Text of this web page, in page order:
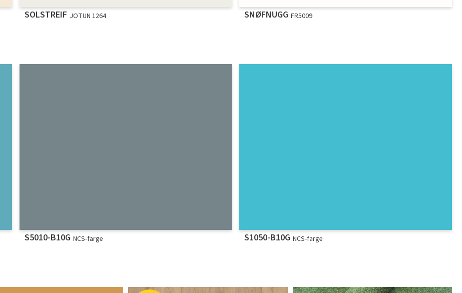
SOLSTREIF JOTUN 1264 SNØFNUGG FR5009
S5010-B10G NCS-farge S1050-B10G NCS-farge